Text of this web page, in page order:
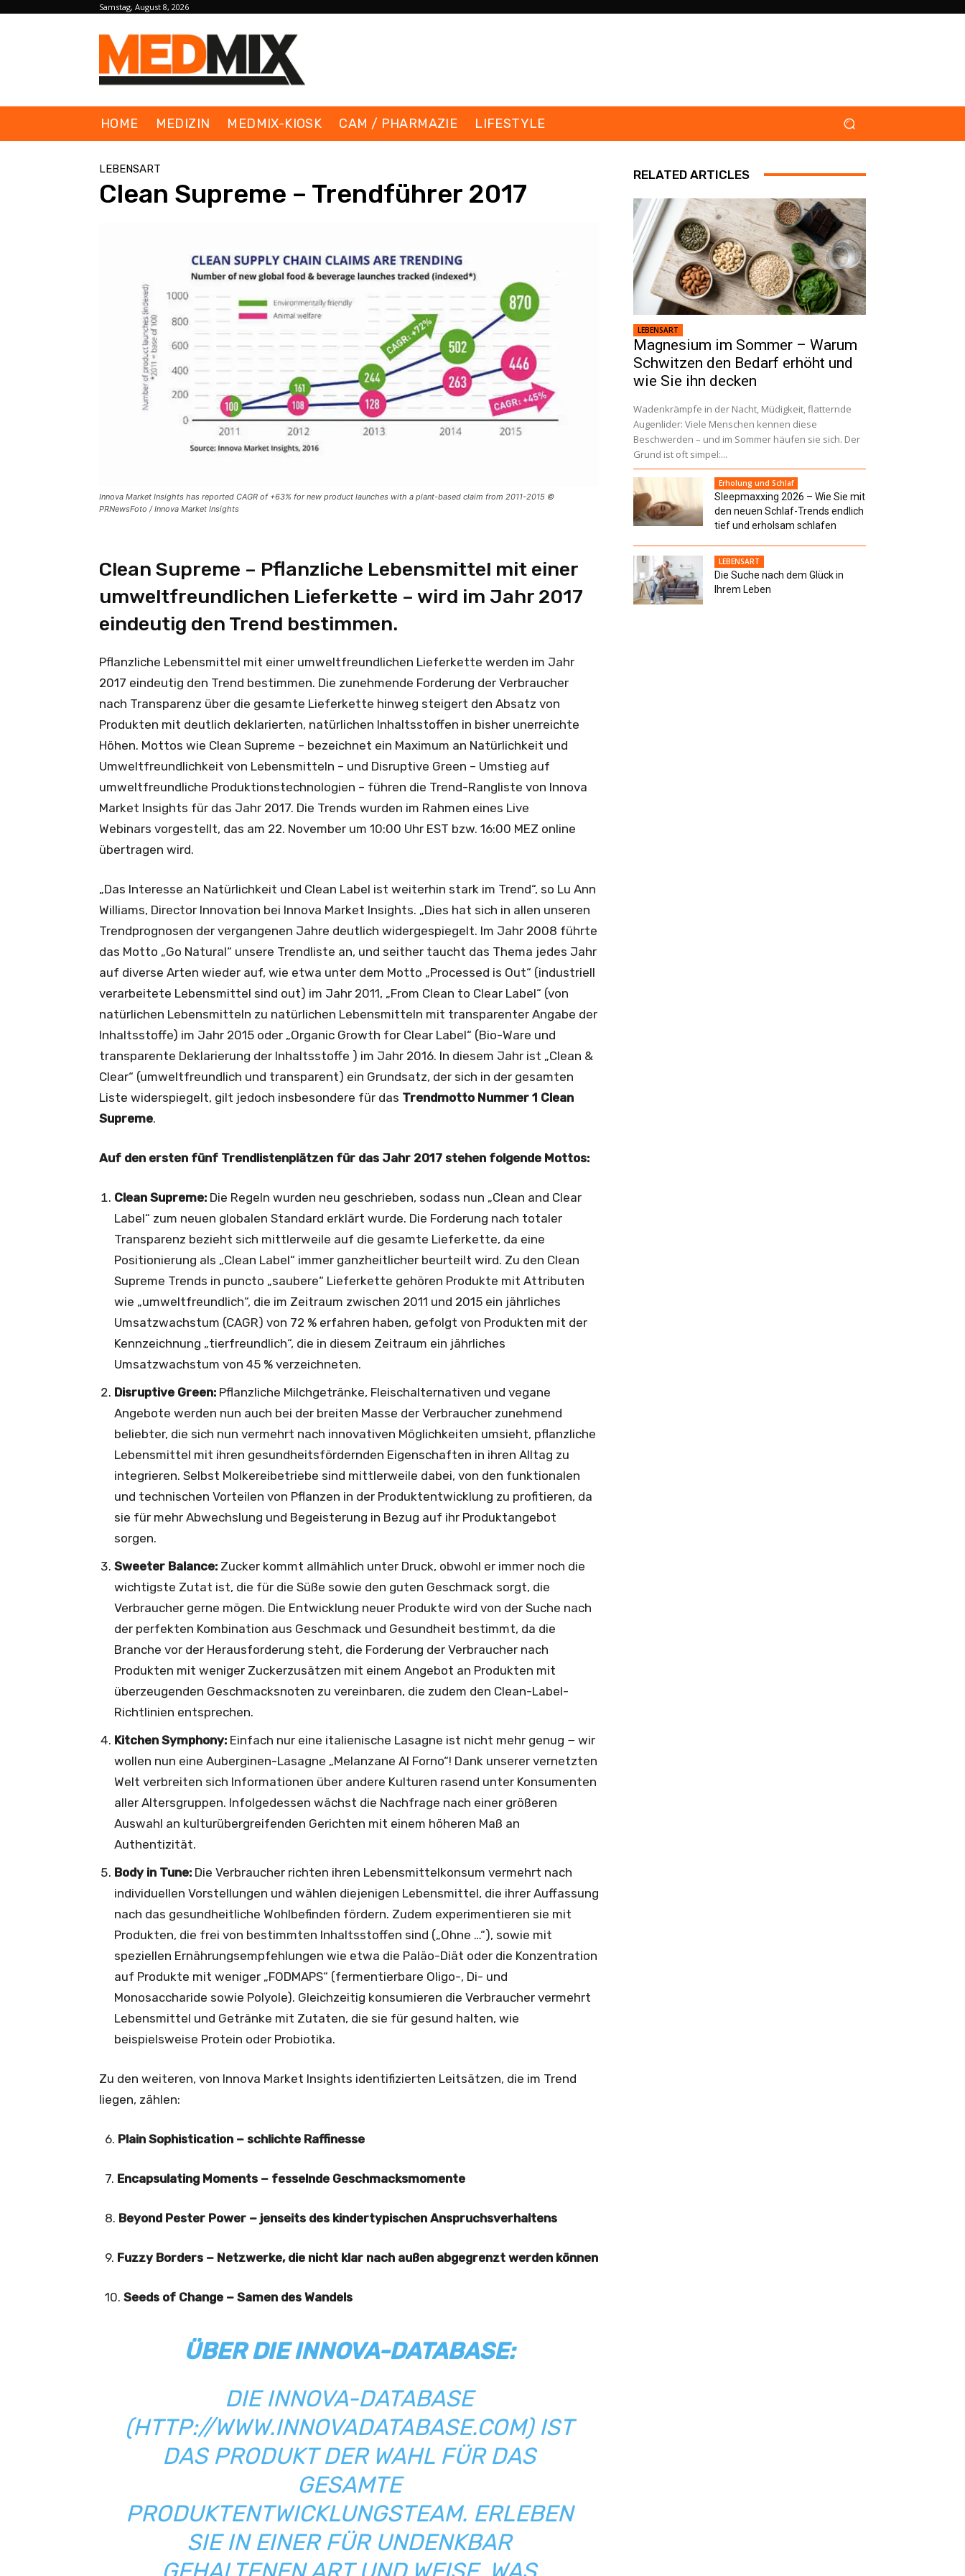
Samstag, August 8, 2026
HOME MEDIZIN MEDMIX-KIOSK CAM / PHARMAZIE LIFESTYLE
LEBENSART
Clean Supreme – Trendführer 2017
Innova Market Insights has reported CAGR of +63% for new product launches with a plant-based claim from 2011-2015 ©
PRNewsFoto / Innova Market Insights
Clean Supreme – Pflanzliche Lebensmittel mit einer
umweltfreundlichen Lieferkette – wird im Jahr 2017
eindeutig den Trend bestimmen.
Pflanzliche Lebensmittel mit einer umweltfreundlichen Lieferkette werden im Jahr
2017 eindeutig den Trend bestimmen. Die zunehmende Forderung der Verbraucher
nach Transparenz über die gesamte Lieferkette hinweg steigert den Absatz von
Produkten mit deutlich deklarierten, natürlichen Inhaltsstoffen in bisher unerreichte
Höhen. Mottos wie Clean Supreme – bezeichnet ein Maximum an Natürlichkeit und
Umweltfreundlichkeit von Lebensmitteln – und Disruptive Green – Umstieg auf
umweltfreundliche Produktionstechnologien – führen die Trend-Rangliste von Innova
Market Insights für das Jahr 2017. Die Trends wurden im Rahmen eines Live
Webinars vorgestellt, das am 22. November um 10:00 Uhr EST bzw. 16:00 MEZ online
übertragen wird.
„Das Interesse an Natürlichkeit und Clean Label ist weiterhin stark im Trend“, so Lu Ann
Williams, Director Innovation bei Innova Market Insights. „Dies hat sich in allen unseren
Trendprognosen der vergangenen Jahre deutlich widergespiegelt. Im Jahr 2008 führte
das Motto „Go Natural“ unsere Trendliste an, und seither taucht das Thema jedes Jahr
auf diverse Arten wieder auf, wie etwa unter dem Motto „Processed is Out“ (industriell
verarbeitete Lebensmittel sind out) im Jahr 2011, „From Clean to Clear Label“ (von
natürlichen Lebensmitteln zu natürlichen Lebensmitteln mit transparenter Angabe der
Inhaltsstoffe) im Jahr 2015 oder „Organic Growth for Clear Label“ (Bio-Ware und
transparente Deklarierung der Inhaltsstoffe ) im Jahr 2016. In diesem Jahr ist „Clean &
Clear“ (umweltfreundlich und transparent) ein Grundsatz, der sich in der gesamten
Liste widerspiegelt, gilt jedoch insbesondere für das Trendmotto Nummer 1 Clean
Supreme.
Auf den ersten fünf Trendlistenplätzen für das Jahr 2017 stehen folgende Mottos:
Clean Supreme: Die Regeln wurden neu geschrieben, sodass nun „Clean and Clear
Label“ zum neuen globalen Standard erklärt wurde. Die Forderung nach totaler
Transparenz bezieht sich mittlerweile auf die gesamte Lieferkette, da eine
Positionierung als „Clean Label“ immer ganzheitlicher beurteilt wird. Zu den Clean
Supreme Trends in puncto „saubere“ Lieferkette gehören Produkte mit Attributen
wie „umweltfreundlich“, die im Zeitraum zwischen 2011 und 2015 ein jährliches
Umsatzwachstum (CAGR) von 72 % erfahren haben, gefolgt von Produkten mit der
Kennzeichnung „tierfreundlich“, die in diesem Zeitraum ein jährliches
Umsatzwachstum von 45 % verzeichneten.
Disruptive Green: Pflanzliche Milchgetränke, Fleischalternativen und vegane
Angebote werden nun auch bei der breiten Masse der Verbraucher zunehmend
beliebter, die sich nun vermehrt nach innovativen Möglichkeiten umsieht, pflanzliche
Lebensmittel mit ihren gesundheitsfördernden Eigenschaften in ihren Alltag zu
integrieren. Selbst Molkereibetriebe sind mittlerweile dabei, von den funktionalen
und technischen Vorteilen von Pflanzen in der Produktentwicklung zu profitieren, da
sie für mehr Abwechslung und Begeisterung in Bezug auf ihr Produktangebot
sorgen.
Sweeter Balance: Zucker kommt allmählich unter Druck, obwohl er immer noch die
wichtigste Zutat ist, die für die Süße sowie den guten Geschmack sorgt, die
Verbraucher gerne mögen. Die Entwicklung neuer Produkte wird von der Suche nach
der perfekten Kombination aus Geschmack und Gesundheit bestimmt, da die
Branche vor der Herausforderung steht, die Forderung der Verbraucher nach
Produkten mit weniger Zuckerzusätzen mit einem Angebot an Produkten mit
überzeugenden Geschmacksnoten zu vereinbaren, die zudem den Clean-Label-
Richtlinien entsprechen.
Kitchen Symphony: Einfach nur eine italienische Lasagne ist nicht mehr genug − wir
wollen nun eine Auberginen-Lasagne „Melanzane Al Forno“! Dank unserer vernetzten
Welt verbreiten sich Informationen über andere Kulturen rasend unter Konsumenten
aller Altersgruppen. Infolgedessen wächst die Nachfrage nach einer größeren
Auswahl an kulturübergreifenden Gerichten mit einem höheren Maß an
Authentizität.
Body in Tune: Die Verbraucher richten ihren Lebensmittelkonsum vermehrt nach
individuellen Vorstellungen und wählen diejenigen Lebensmittel, die ihrer Auffassung
nach das gesundheitliche Wohlbefinden fördern. Zudem experimentieren sie mit
Produkten, die frei von bestimmten Inhaltsstoffen sind („Ohne …“), sowie mit
speziellen Ernährungsempfehlungen wie etwa die Paläo-Diät oder die Konzentration
auf Produkte mit weniger „FODMAPS“ (fermentierbare Oligo-, Di- und
Monosaccharide sowie Polyole). Gleichzeitig konsumieren die Verbraucher vermehrt
Lebensmittel und Getränke mit Zutaten, die sie für gesund halten, wie
beispielsweise Protein oder Probiotika.
Zu den weiteren, von Innova Market Insights identifizierten Leitsätzen, die im Trend
liegen, zählen:
6. Plain Sophistication − schlichte Raffinesse
7. Encapsulating Moments − fesselnde Geschmacksmomente
8. Beyond Pester Power − jenseits des kindertypischen Anspruchsverhaltens
9. Fuzzy Borders − Netzwerke, die nicht klar nach außen abgegrenzt werden können
10. Seeds of Change − Samen des Wandels
ÜBER DIE INNOVA-DATABASE:
DIE INNOVA-DATABASE
(HTTP://WWW.INNOVADATABASE.COM) IST
DAS PRODUKT DER WAHL FÜR DAS
GESAMTE
PRODUKTENTWICKLUNGSTEAM. ERLEBEN
SIE IN EINER FÜR UNDENKBAR
RELATED ARTICLES
LEBENSART
Magnesium im Sommer – Warum
Schwitzen den Bedarf erhöht und
wie Sie ihn decken
Wadenkrämpfe in der Nacht, Müdigkeit, flatternde
Augenlider: Viele Menschen kennen diese
Beschwerden – und im Sommer häufen sie sich. Der
Grund ist oft simpel:...
Erholung und Schlaf
Sleepmaxxing 2026 – Wie Sie mit
den neuen Schlaf-Trends endlich
tief und erholsam schlafen
LEBENSART
Die Suche nach dem Glück in
Ihrem Leben